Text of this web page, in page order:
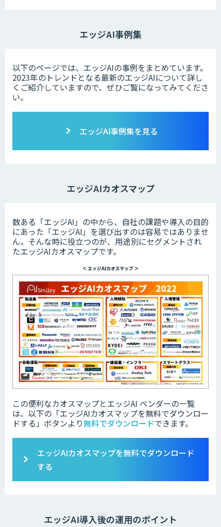
エッジAI事例集
以下のページでは、エッジAIの事例をまとめています。
2023年のトレンドとなる最新のエッジAIについて詳し
くご紹介していますので、ぜひご覧になってみてくださ
い。
エッジAI事例集を見る
エッジAIカオスマップ
数ある「エッジAI」の中から、自社の課題や導入の目的
にあった「エッジAI」を選び出すのは容易ではありませ
ん。そんな時に役立つのが、用途別にセグメントされ
たエッジAIカオスマップです。
この便利なカオスマップとエッジAI ベンダーの一覧
は、以下の「エッジAIカオスマップを無料でダウンロー
ドする」ボタンより無料でダウンロードできます。
エッジAIカオスマップを無料でダウンロード
する
エッジAI導入後の運用のポイント